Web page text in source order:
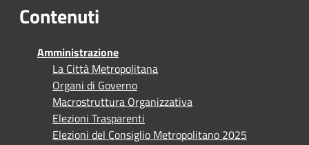
Contenuti
Amministrazione
La Città Metropolitana
Organi di Governo
Macrostruttura Organizzativa
Elezioni Trasparenti
Elezioni del Consiglio Metropolitano 2025